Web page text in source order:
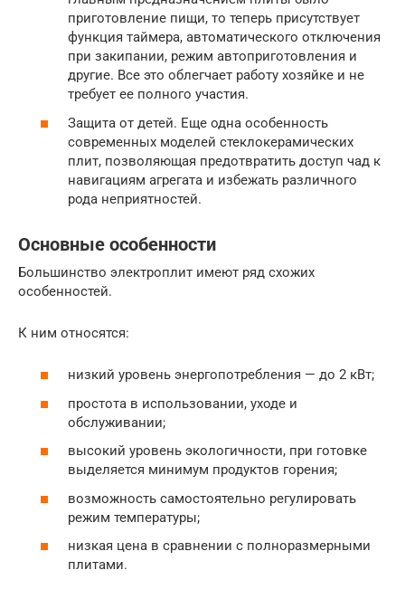
приготовление пищи, то теперь присутствует
функция таймера, автоматического отключения
при закипании, режим автоприготовления и
другие. Все это облегчает работу хозяйке и не
требует ее полного участия.
Защита от детей. Еще одна особенность
современных моделей стеклокерамических
плит, позволяющая предотвратить доступ чад к
навигациям агрегата и избежать различного
рода неприятностей.
Основные особенности
Большинство электроплит имеют ряд схожих
особенностей.
К ним относятся:
низкий уровень энергопотребления — до 2 кВт;
простота в использовании, уходе и
обслуживании;
высокий уровень экологичности, при готовке
выделяется минимум продуктов горения;
возможность самостоятельно регулировать
режим температуры;
низкая цена в сравнении с полноразмерными
плитами.